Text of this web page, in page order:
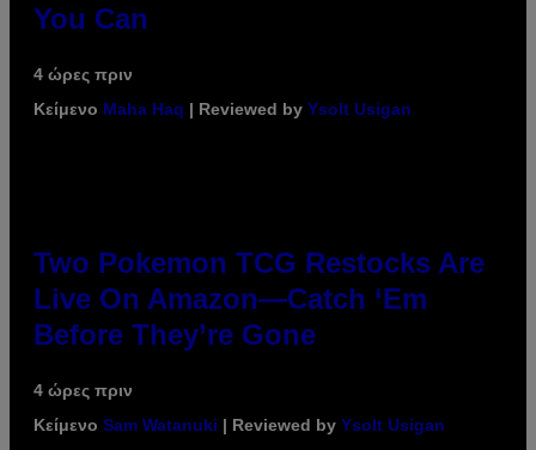
You Can
4 ώρες πριν
Κείμενο Maha Haq | Reviewed by Ysolt Usigan
Two Pokemon TCG Restocks Are
Live On Amazon—Catch ‘Em
Before They’re Gone
4 ώρες πριν
Κείμενο Sam Watanuki | Reviewed by Ysolt Usigan